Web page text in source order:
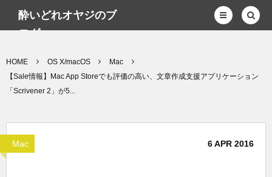
酔いどれオヤジのブ
ログwp
HOME OS X/macOS
Mac
【Sale情報】Mac App Storeでも評価の高い、文章作成支援アプリケーション
「Scrivener 2」が5...
Mac 6APR 2016